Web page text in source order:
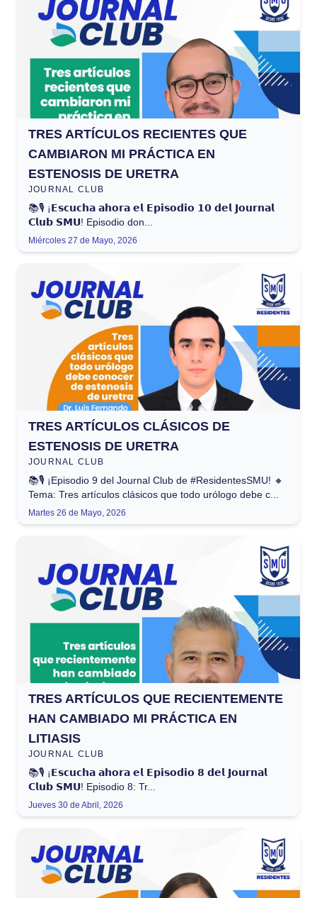
TRES ARTÍCULOS RECIENTES QUE
CAMBIARON MI PRÁCTICA EN
ESTENOSIS DE URETRA
JOURNAL CLUB
📚🎙️ ¡𝗘𝘀𝗰𝘂𝗰𝗵𝗮 𝗮𝗵𝗼𝗿𝗮 𝗲𝗹 𝗘𝗽𝗶𝘀𝗼𝗱𝗶𝗼 𝟭𝟬 𝗱𝗲𝗹 𝗝𝗼𝘂𝗿𝗻𝗮𝗹
𝗖𝗹𝘂𝗯 𝗦𝗠𝗨! Episodio don...
Miércoles 27 de Mayo, 2026
TRES ARTÍCULOS CLÁSICOS DE
ESTENOSIS DE URETRA
JOURNAL CLUB
📚🎙️ ¡Episodio 9 del Journal Club de #ResidentesSMU! 🔸
Tema: Tres artículos clásicos que todo urólogo debe c...
Martes 26 de Mayo, 2026
TRES ARTÍCULOS QUE RECIENTEMENTE
HAN CAMBIADO MI PRÁCTICA EN
LITIASIS
JOURNAL CLUB
📚🎙️ ¡𝗘𝘀𝗰𝘂𝗰𝗵𝗮 𝗮𝗵𝗼𝗿𝗮 𝗲𝗹 𝗘𝗽𝗶𝘀𝗼𝗱𝗶𝗼 𝟴 𝗱𝗲𝗹 𝗝𝗼𝘂𝗿𝗻𝗮𝗹
𝗖𝗹𝘂𝗯 𝗦𝗠𝗨! Episodio 8: Tr...
Jueves 30 de Abril, 2026